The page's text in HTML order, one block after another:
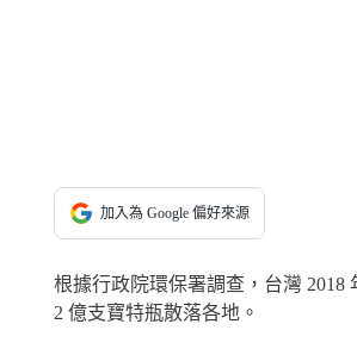
加入為 Google 偏好來源
根據行政院環保署調查，台灣 2018
2 億支寶特瓶散落各地。